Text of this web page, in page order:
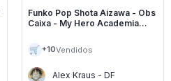
Funko Pop Shota Aizawa - Obs
Caixa - My Hero Academia
🛒 +10Vendidos
Alex Kraus - DF